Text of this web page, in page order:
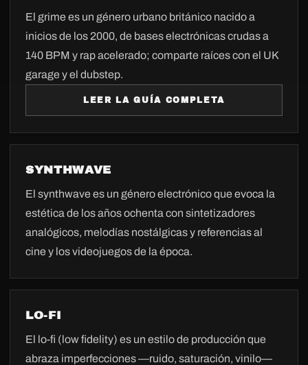
El grime es un género urbano británico nacido a
inicios de los 2000, de bases electrónicas crudas a
140 BPM y rap acelerado; comparte raíces con el UK
garage y el dubstep.
LEER LA GUÍA COMPLETA
SYNTHWAVE
El synthwave es un género electrónico que evoca la
estética de los años ochenta con sintetizadores
analógicos, melodías nostálgicas y referencias al
cine y los videojuegos de la época.
LO-FI
El lo-fi (low fidelity) es un estilo de producción que
abraza imperfecciones —ruido, saturación, vinilo—